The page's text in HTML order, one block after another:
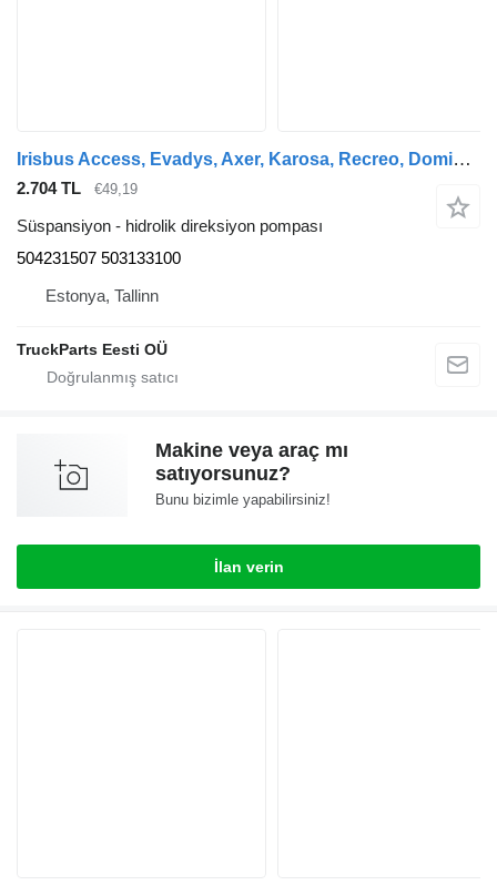
Irisbus Access, Evadys, Axer, Karosa, Recreo, Domino, Agora, Citelis, Eurorider (1999-) otobüs için ZF CITELIS (01.05-) 504231507 hidrolik direksiyon pompası
2.704 TL €49,19
Süspansiyon - hidrolik direksiyon pompası
504231507 503133100
Estonya, Tallinn
TruckParts Eesti OÜ
Makine veya araç mı
satıyorsunuz?
Bunu bizimle yapabilirsiniz!
İlan verin